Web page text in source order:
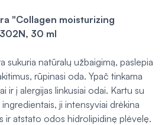
"Collagen moisturizing
30 ml
sukuria natūralų užbaigimą, paslepia
rūpinasi oda. Ypač tinkama
ir į alergijas linkusiai odai. Kartu su
ji intensyviai drėkina
ir atstato odos hidrolipidinę plėvelę.